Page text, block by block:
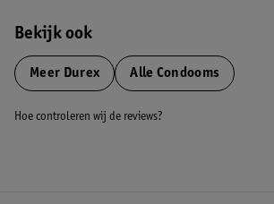
Bekijk ook
Meer Durex Alle Condooms
Hoe controleren wij de reviews?